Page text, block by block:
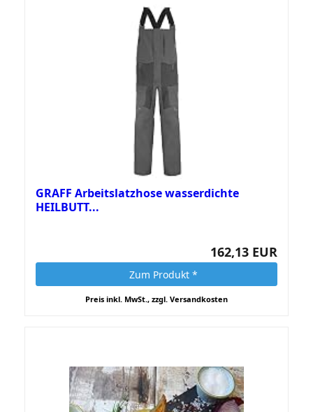
GRAFF Arbeitslatzhose wasserdichte
HEILBUTT...
162,13 EUR
Zum Produkt *
Preis inkl. MwSt., zzgl. Versandkosten